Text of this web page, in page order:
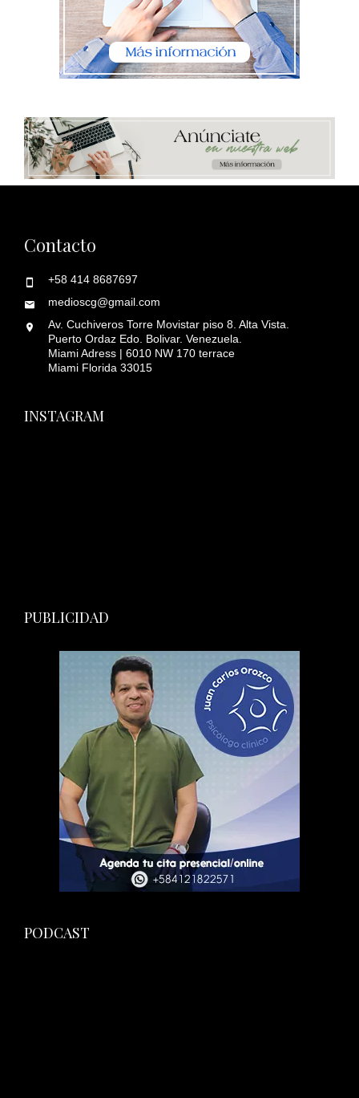
Contacto
+58 414 8687697
medioscg@gmail.com
Av. Cuchiveros Torre Movistar piso 8. Alta Vista.
Puerto Ordaz Edo. Bolivar. Venezuela.
Miami Adress | 6010 NW 170 terrace
Miami Florida 33015
INSTAGRAM
PUBLICIDAD
PODCAST